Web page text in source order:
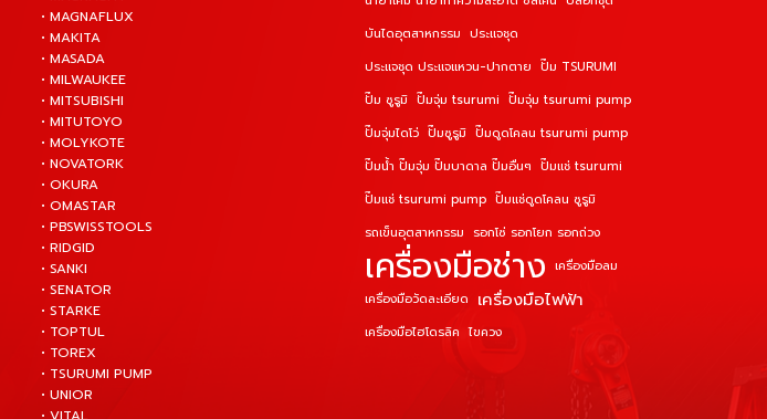
• MAGNAFLUX
• MAKITA
• MASADA
• MILWAUKEE
• MITSUBISHI
• MITUTOYO
• MOLYKOTE
• NOVATORK
• OKURA
• OMASTAR
• PBSWISSTOOLS
• RIDGID
• SANKI
• SENATOR
• STARKE
• TOPTUL
• TOREX
• TSURUMI PUMP
• UNIOR
บันไดอุตสาหกรรม ประแจชุด
ประแจชุด ประแจแหวน-ปากตาย ปั๊ม TSURUMI
ปั๊ม ซูรูมิ ปั๊มจุ่ม tsurumi ปั๊มจุ่ม tsurumi pump
ปั๊มจุ่มไดโว่ ปั๊มซูรูมิ ปั๊มดูดโคลน tsurumi pump
ปั๊มน้ำ ปั๊มจุ่ม ปั๊มบาดาล ปั๊มอื่นๆ ปั๊มแช่ tsurumi
ปั๊มแช่ tsurumi pump ปั๊มแช่ดูดโคลน ซูรูมิ
รถเข็นอุตสาหกรรม รอกโซ่ รอกโยก รอกถ่วง
เครื่องมือช่าง เครื่องมือลม
เครื่องมือวัดละเอียด เครื่องมือไฟฟ้า
เครื่องมือไฮโดรลิค ไขควง